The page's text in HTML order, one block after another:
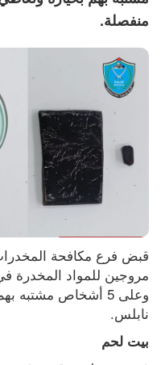
منفصلة.
نابلس.
بيت لحم